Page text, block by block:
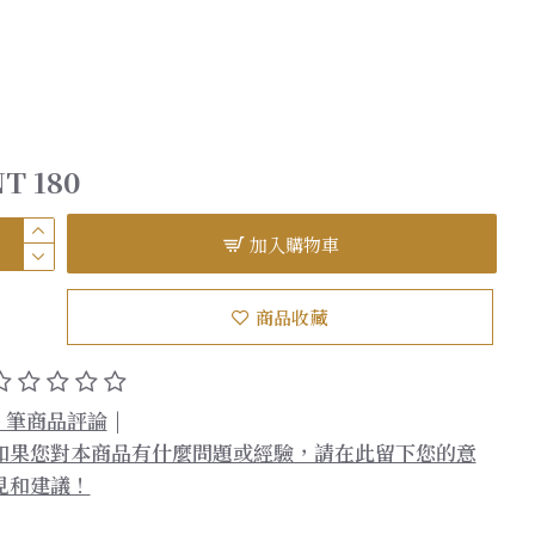
筆商品評論 |
果您對本商品有什麼問題或經驗，請在此留下您的意
和建議！
180
加入購物車
商品收藏